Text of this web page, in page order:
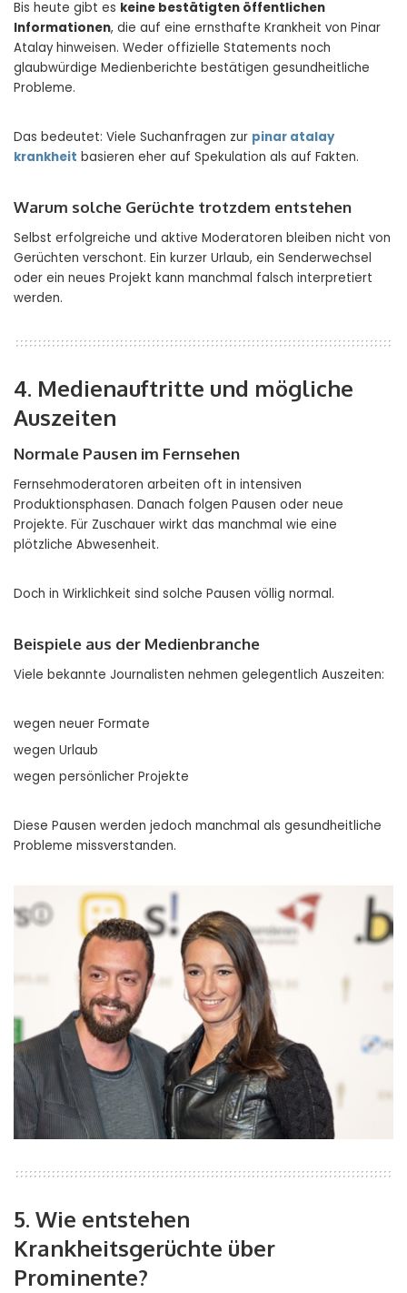
Bis heute gibt es keine bestätigten öffentlichen
Informationen, die auf eine ernsthafte Krankheit von Pinar
Atalay hinweisen. Weder offizielle Statements noch
glaubwürdige Medienberichte bestätigen gesundheitliche
Probleme.
Das bedeutet: Viele Suchanfragen zur pinar atalay
krankheit basieren eher auf Spekulation als auf Fakten.
Warum solche Gerüchte trotzdem entstehen
Selbst erfolgreiche und aktive Moderatoren bleiben nicht von
Gerüchten verschont. Ein kurzer Urlaub, ein Senderwechsel
oder ein neues Projekt kann manchmal falsch interpretiert
werden.
4. Medienauftritte und mögliche
Auszeiten
Normale Pausen im Fernsehen
Fernsehmoderatoren arbeiten oft in intensiven
Produktionsphasen. Danach folgen Pausen oder neue
Projekte. Für Zuschauer wirkt das manchmal wie eine
plötzliche Abwesenheit.
Doch in Wirklichkeit sind solche Pausen völlig normal.
Beispiele aus der Medienbranche
Viele bekannte Journalisten nehmen gelegentlich Auszeiten:
wegen neuer Formate
wegen Urlaub
wegen persönlicher Projekte
Diese Pausen werden jedoch manchmal als gesundheitliche
Probleme missverstanden.
5. Wie entstehen
Krankheitsgerüchte über
Prominente?